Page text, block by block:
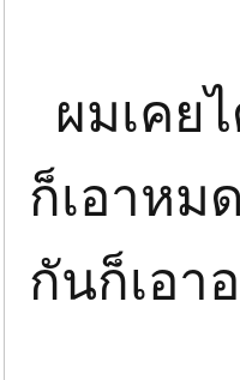
ผมเคย
ก็เอาหม
กันก็เอา